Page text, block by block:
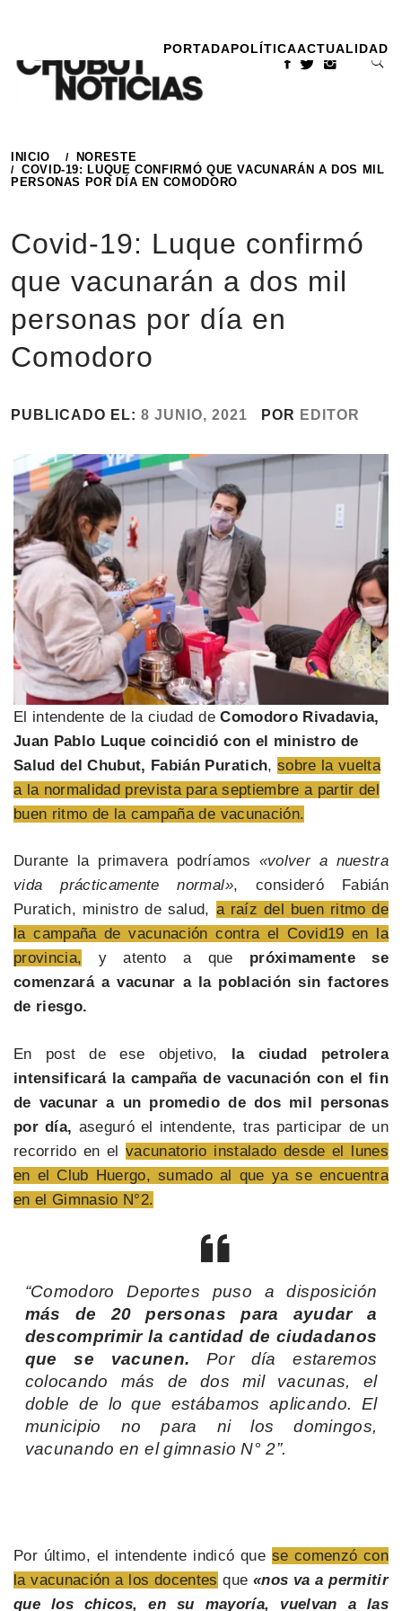
contenido
PORTADAPOLÍTICAACTUALIDAD
INICIO
NORESTE
COVID-19: LUQUE CONFIRMÓ QUE VACUNARÁN A DOS MIL
PERSONAS POR DÍA EN COMODORO
Covid-19: Luque confirmó
que vacunarán a dos mil
personas por día en
Comodoro
PUBLICADO EL: 8 JUNIO, 2021 POR EDITOR
El intendente de la ciudad deComodoro Rivadavia,
Juan Pablo Luque coincidió con el ministro de
Salud del Chubut, Fabián Puratich, sobre la vuelta
a la normalidad prevista para septiembre a partir del
buen ritmo de la campaña de vacunación.
Durante la primavera podríamos «volver a nuestra
vida prácticamente normal», consideró Fabián
Puratich, ministro de salud, a raíz del buen ritmo de
la campaña de vacunación contra el Covid19 en la
provincia, y atento a que próximamente se
comenzará a vacunar a la población sin factores
de riesgo.
En post de ese objetivo, la ciudad petrolera
intensificará la campaña de vacunación con el fin
de vacunar a un promedio de dos mil personas
por día, aseguró el intendente, tras participar de un
recorrido en el vacunatorio instalado desde el lunes
en el Club Huergo, sumado al que ya se encuentra
en el Gimnasio N°2.
“Comodoro Deportes puso a disposición
más de 20 personas para ayudar a
descomprimir la cantidad de ciudadanos
que se vacunen. Por día estaremos
colocando más de dos mil vacunas, el
doble de lo que estábamos aplicando. El
municipio no para ni los domingos,
vacunando en el gimnasio N° 2”.
Por último, el intendente indicó que se comenzó con
la vacunación a los docentes que «nos va a permitir
que los chicos, en su mayoría, vuelvan a las